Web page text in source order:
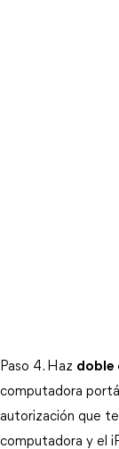
Paso 4. Haz doble
computadora
autorización que
computadora y el